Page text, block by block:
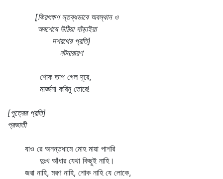
[কিয়ৎক্ষণ স্তব্ধভাবে অবস্থান ও
অবশেষে উঠিয়া দাঁড়াইয়া
দশরথের প্রতি]
নটনারায়ণ
শোক তাপ গেল দূরে,
মার্জ্জনা করিনু তোরে!
[পুত্রের প্রতি]
প্রভাতী
যাও রে অনন্তধামে মোহ মায়া পাশরি
দুঃখ আঁধার যেথা কিছুই নাহি।
জরা নাহি, মরণ নাহি, শোক নাহি যে লোকে,